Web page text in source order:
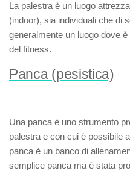
La palestra è un luogo
(indoor), sia individuali che di
generalmente un luogo dove
del fitness.
Panca (pesistica)
Una panca è uno strumento
palestra e con cui è possibile
panca è un banco di
semplice panca ma è stata